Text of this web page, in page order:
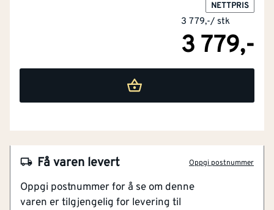
NETTPRIS
3 779,-/ stk
3 779,-
Få varen levert Oppgi postnummer
Oppgi postnummer for å se om denne
varen er tilgjengelig for levering til